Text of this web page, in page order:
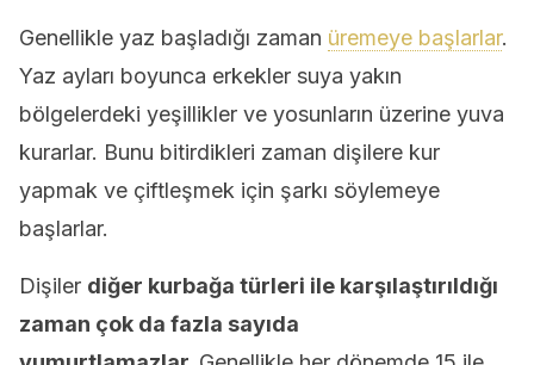
Genellikle yaz başladığı zaman üremeye başlarlar.
Yaz ayları boyunca erkekler suya yakın
bölgelerdeki yeşillikler ve yosunların üzerine yuva
kurarlar. Bunu bitirdikleri zaman dişilere kur
yapmak ve çiftleşmek için şarkı söylemeye
başlarlar.
Dişiler diğer kurbağa türleri ile karşılaştırıldığı
zaman çok da fazla sayıda